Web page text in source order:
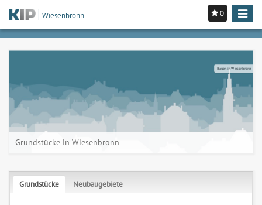
0
Toggle
Wiesenbronn
Bauen in Wiesenbronn
Grundstücke in Wiesenbronn
Grundstücke Neubaugebiete